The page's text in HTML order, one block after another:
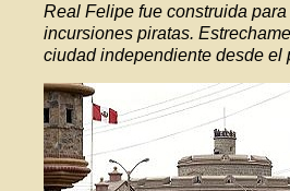
Real Felipe fue construida
incursiones piratas.
ciudad independiente desde el